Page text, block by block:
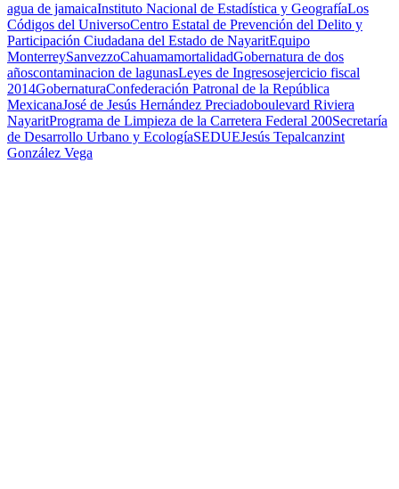
agua de jamaicaInstituto Nacional de Estadística y GeografíaLos
Códigos del UniversoCentro Estatal de Prevención del Delito y
Participación Ciudadana del Estado de NayaritEquipo
MonterreySanvezzoCahuamamortalidadGobernatura de dos
añoscontaminacion de lagunasLeyes de Ingresosejercicio fiscal
2014GobernaturaConfederación Patronal de la República
MexicanaJosé de Jesús Hernández Preciadoboulevard Riviera
NayaritPrograma de Limpieza de la Carretera Federal 200Secretaría
de Desarrollo Urbano y EcologíaSEDUEJesús Tepalcanzint
González Vega